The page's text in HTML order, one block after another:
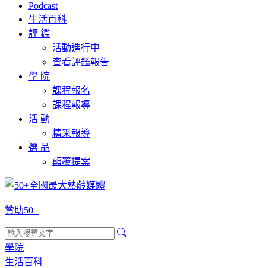
Podcast
生活百科
評 鑑
活動進行中
查看評鑑報告
學 院
課程報名
課程報導
活 動
精采報導
選 品
顛覆提案
贊助50+
學院
生活百科